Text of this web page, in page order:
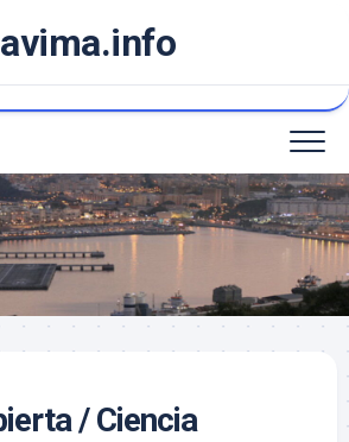
/ Ciencia